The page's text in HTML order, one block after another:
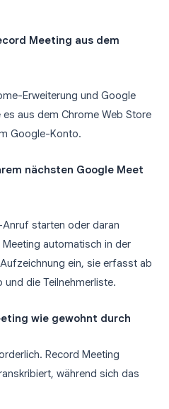
Meeting aus dem
Erweiterung und Google
aus dem Chrome Web Store
Google-Konto.
nächsten Google Meet
starten oder daran
automatisch in der
ein, sie erfasst ab
die Teilnehmerliste.
wie gewohnt durch
Record Meeting
während sich das